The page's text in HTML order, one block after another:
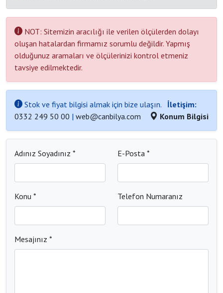
NOT: Sitemizin aracılığı ile verilen ölçülerden dolayı
oluşan hatalardan firmamız sorumlu değildir. Yapmış
olduğunuz aramaları ve ölçülerinizi kontrol etmeniz
tavsiye edilmektedir.
Stok ve fiyat bilgisi almak için bize ulaşın.
İletişim:
0332 249 50 00 | web@canbilya.com Konum Bilgisi
Adınız Soyadınız * E-Posta *
Konu * Telefon Numaranız
Mesajınız *